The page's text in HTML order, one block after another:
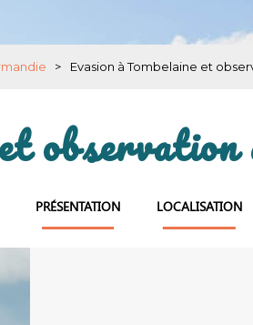
> Evasion à Tombelaine et
PRÉSENTATION LOCALISATION